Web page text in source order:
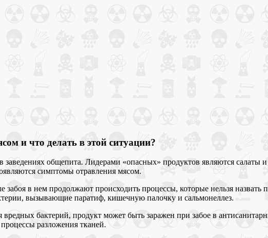
и что делать в этой ситуации?
общепита. Лидерами «опасных» продуктов являются
симптомы отравления мясом.
в нем продолжают происходить процессы, которые нельзя
вызывающие паратиф, кишечную палочку и сальмонеллез.
бактерий, продукт может быть заражен при забое в
разложения тканей.